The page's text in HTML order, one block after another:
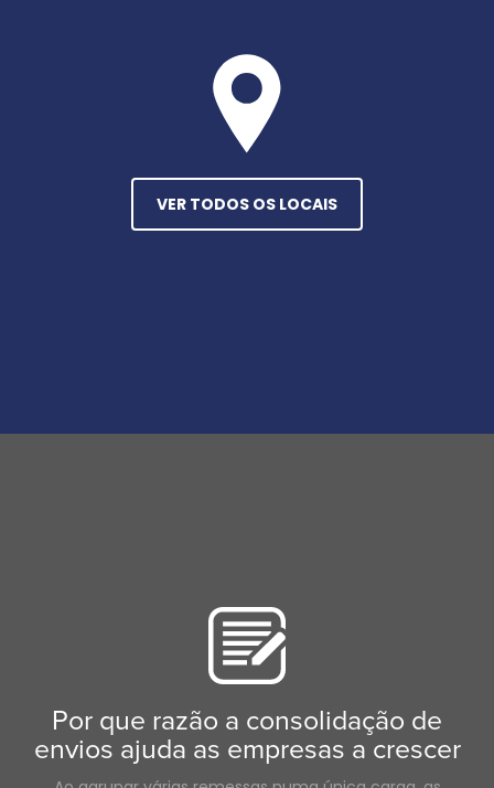
VER TODOS OS LOCAIS
Por que razão a consolidação de
envios ajuda as empresas a crescer